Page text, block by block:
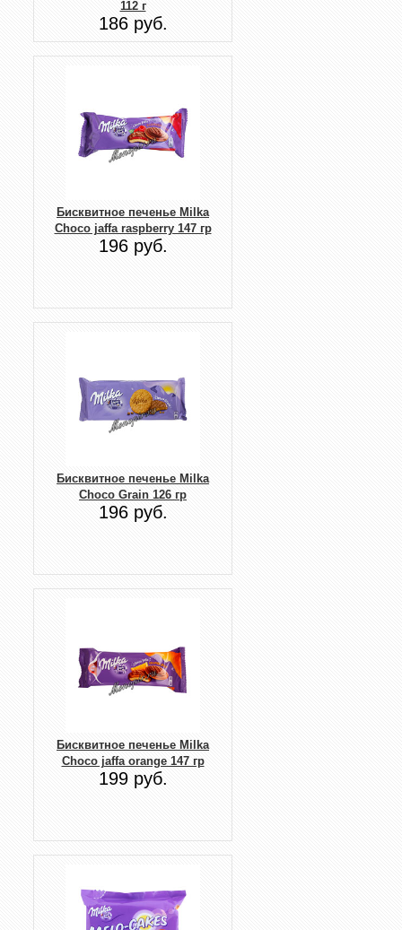
112 г
186 руб.
Бисквитное печенье Milka
Choco jaffa raspberry 147 гр
196 руб.
Бисквитное печенье Milka
Choco Grain 126 гр
196 руб.
Бисквитное печенье Milka
Choco jaffa orange 147 гр
199 руб.